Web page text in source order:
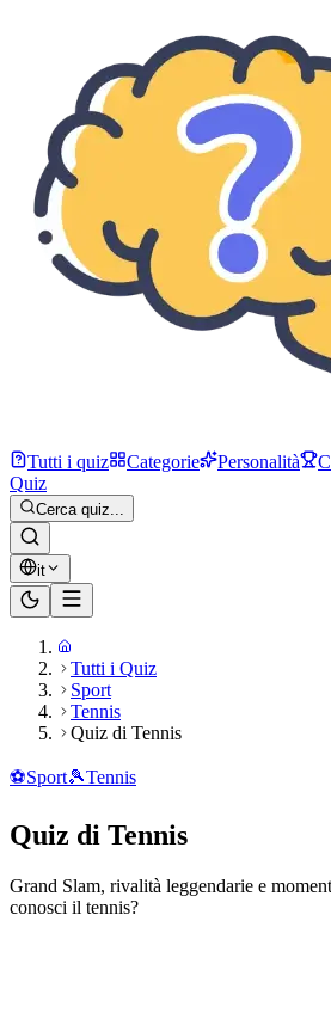
Tutti i quiz Categorie Personalità
Quiz
Cerca quiz...
it
Tutti i Quiz
Sport
Tennis
Quiz di Tennis
⚽Sport🎾Tennis
Quiz di Tennis
Grand Slam, rivalità leggendarie e
conosci il tennis?